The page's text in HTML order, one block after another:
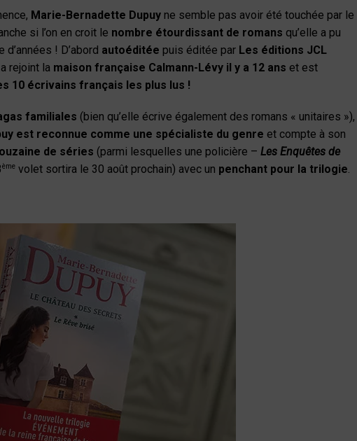
Marie-Bernadette Dupuy ne semble pas avoir été touchée par le
si l’on en croit le nombre étourdissant de romans qu’elle a pu
! D’abord autoéditée puis éditée par Les éditions JCL
rejoint la maison française Calmann-Lévy il y a 12 ans et est
10 écrivains français les plus lus !
familiales (bien qu’elle écrive également des romans « unitaires »),
est reconnue comme une spécialiste du genre et compte à son
de séries (parmi lesquelles une policière – Les Enquêtes de
ème volet sortira le 30 août prochain) avec un penchant pour la trilogie.